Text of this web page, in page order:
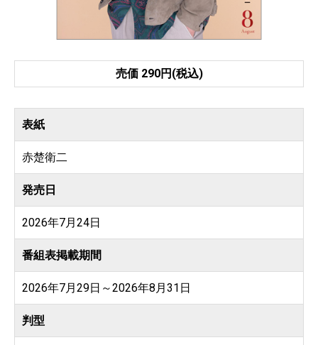
売価 290円(税込)
表紙
赤楚衛二
発売日
2026年7月24日
番組表掲載期間
2026年7月29日～2026年8月31日
判型